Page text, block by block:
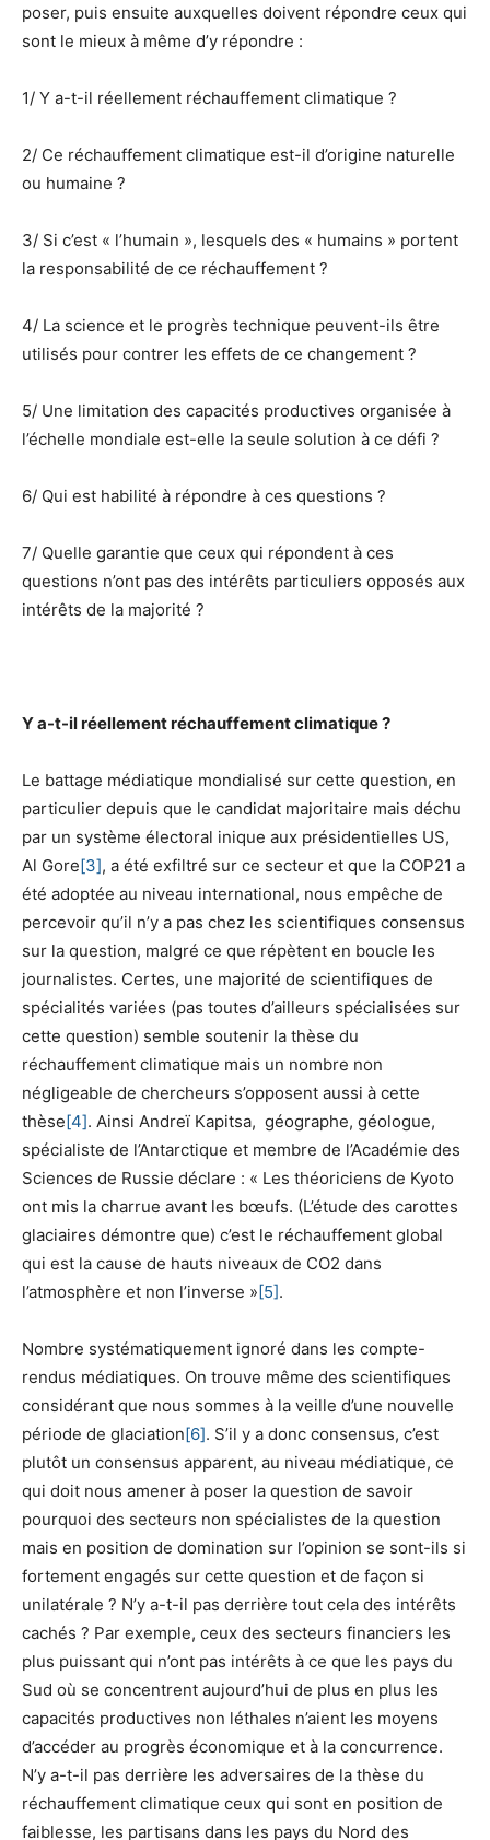
poser, puis ensuite auxquelles doivent répondre ceux qui
sont le mieux à même d’y répondre :
1/ Y a-t-il réellement réchauffement climatique ?
2/ Ce réchauffement climatique est-il d’origine naturelle
ou humaine ?
3/ Si c’est « l’humain », lesquels des « humains » portent
la responsabilité de ce réchauffement ?
4/ La science et le progrès technique peuvent-ils être
utilisés pour contrer les effets de ce changement ?
5/ Une limitation des capacités productives organisée à
l’échelle mondiale est-elle la seule solution à ce défi ?
6/ Qui est habilité à répondre à ces questions ?
7/ Quelle garantie que ceux qui répondent à ces
questions n’ont pas des intérêts particuliers opposés aux
intérêts de la majorité ?
Y a-t-il réellement réchauffement climatique ?
Le battage médiatique mondialisé sur cette question, en
particulier depuis que le candidat majoritaire mais déchu
par un système électoral inique aux présidentielles US,
Al Gore[3], a été exfiltré sur ce secteur et que la COP21 a
été adoptée au niveau international, nous empêche de
percevoir qu’il n’y a pas chez les scientifiques consensus
sur la question, malgré ce que répètent en boucle les
journalistes. Certes, une majorité de scientifiques de
spécialités variées (pas toutes d’ailleurs spécialisées sur
cette question) semble soutenir la thèse du
réchauffement climatique mais un nombre non
négligeable de chercheurs s’opposent aussi à cette
thèse[4]. Ainsi Andreï Kapitsa, géographe, géologue,
spécialiste de l’Antarctique et membre de l’Académie des
Sciences de Russie déclare : « Les théoriciens de Kyoto
ont mis la charrue avant les bœufs. (L’étude des carottes
glaciaires démontre que) c’est le réchauffement global
qui est la cause de hauts niveaux de CO2 dans
l’atmosphère et non l’inverse »[5].
Nombre systématiquement ignoré dans les compte-
rendus médiatiques. On trouve même des scientifiques
considérant que nous sommes à la veille d’une nouvelle
période de glaciation[6]. S’il y a donc consensus, c’est
plutôt un consensus apparent, au niveau médiatique, ce
qui doit nous amener à poser la question de savoir
pourquoi des secteurs non spécialistes de la question
mais en position de domination sur l’opinion se sont-ils si
fortement engagés sur cette question et de façon si
unilatérale ? N’y a-t-il pas derrière tout cela des intérêts
cachés ? Par exemple, ceux des secteurs financiers les
plus puissant qui n’ont pas intérêts à ce que les pays du
Sud où se concentrent aujourd’hui de plus en plus les
capacités productives non léthales n’aient les moyens
d’accéder au progrès économique et à la concurrence.
N’y a-t-il pas derrière les adversaires de la thèse du
réchauffement climatique ceux qui sont en position de
faiblesse, les partisans dans les pays du Nord des